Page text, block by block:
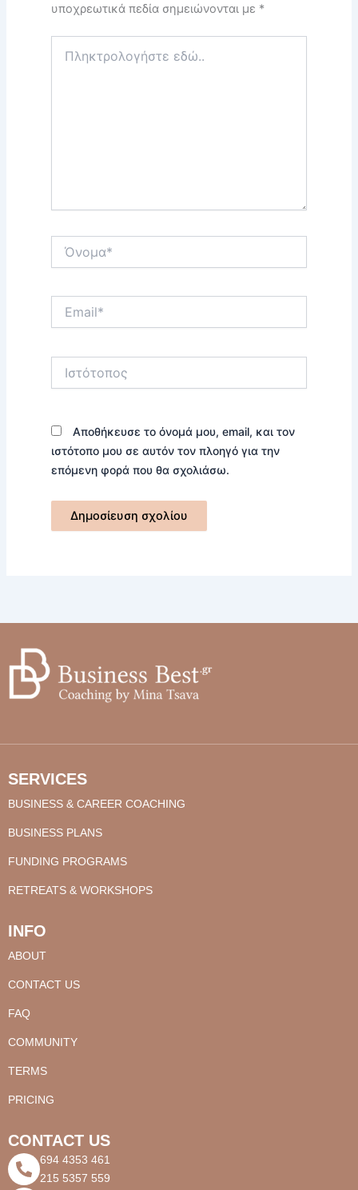
υποχρεωτικά πεδία σημειώνονται με *
εδώ..
Αποθήκευσε το όνομά μου, email, και τον
ιστότοπο μου σε αυτόν τον πλοηγό για την
επόμενη φορά που θα σχολιάσω.
SERVICES
BUSINESS & CAREER COACHING
BUSINESS PLANS
FUNDING PROGRAMS
RETREATS & WORKSHOPS
INFO
ABOUT
CONTACT US
FAQ
COMMUNITY
TERMS
PRICING
CONTACT US
694 4353 461
215 5357 559